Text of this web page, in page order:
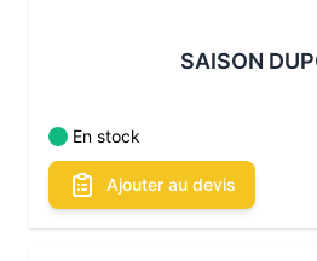
SAISON
En stock
Ajouter au devis